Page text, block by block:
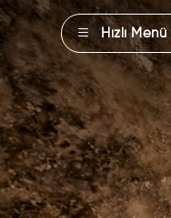
Hızlı Menü